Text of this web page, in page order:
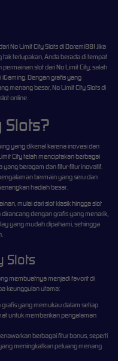
No Limit City Slots di Doremi88! Jika
terlupakan, Anda berada di tempat
slot dari No Limit City, salah
Dengan grafis yang
menang besar, No Limit City Slots di
online.
Slots?
yang dikenal karena inovasi dan
City telah menciptakan berbagai
beragam dan fitur-fitur inovatif.
bermain yang seru dan
hadiah besar.
mulai dari slot klasik hingga slot
dengan grafis yang menarik,
yang mudah dipahami, sehingga
Slots
membuatnya menjadi favorit di
keunggulan utama:
yang memukau dalam setiap
untuk memberikan pengalaman
berbagai fitur bonus, seperti
meningkatkan peluang menang